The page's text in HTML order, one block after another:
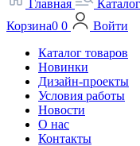
Главная Каталог
Корзина0 0
Войти
Каталог товаров
Новинки
Дизайн-проекты
Условия работы
Новости
О нас
Контакты